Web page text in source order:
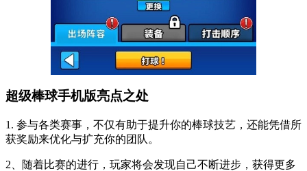
超级棒球手机版亮点之处
1. 参与各类赛事，不仅有助于提升你的棒球技艺，还能凭借所
获奖励来优化与扩充你的团队。
2、随着比赛的进行，玩家将会发现自己不断进步，获得更多